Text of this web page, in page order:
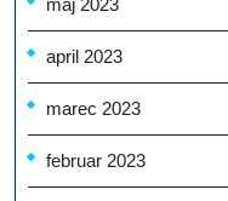
maj 2023
april 2023
marec 2023
februar 2023